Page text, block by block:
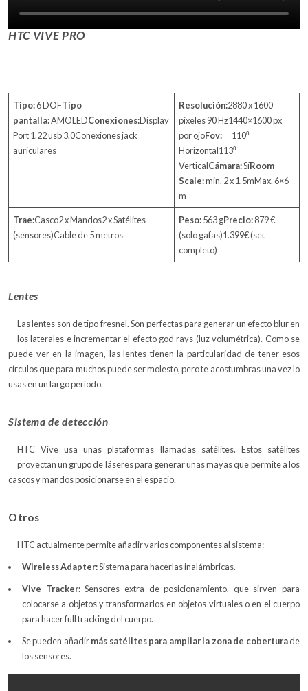
HTC VIVE PRO
Tipo:6 DOFTipo
pantalla:AMOLEDConexiones:Display
Port 1.22 usb 3.0Conexiones jack
auriculares
Resolución:2880 x 1600
pixeles 90 Hz1440×1600 px
por ojoFov: 110⁰
Horizontal113⁰
VerticalCámara:SíRoom
Scale:min. 2 x 1.5mMax. 6×6
m
Trae:Casco2 x Mandos2 x Satélites
(sensores)Cable de 5 metros
Peso:563 gPrecio:879 €
(solo gafas)1.399€ (set
completo)
Lentes
Las lentes son de tipo fresnel. Son perfectas para generar un efecto blur en
los laterales e incrementar el efecto god rays (luz volumétrica). Como se
puede ver en la imagen, las lentes tienen la particularidad de tener esos
círculos que para muchos puede ser molesto, pero te acostumbras una vez lo
usas en un largo periodo.
Sistema dedetección
HTC Vive usa unas plataformas llamadas satélites. Estos satélites
proyectan un grupo de láseres para generar unas mayas que permite a los
cascos y mandos posicionarse en el espacio.
Otros
HTC actualmente permite añadir varios componentes al sistema:
Wireless Adapter:Sistema para hacerlas inalámbricas.
Vive Tracker:Sensores extra de posicionamiento, que sirven para
colocarse a objetos y transformarlos en objetos virtuales o en el cuerpo
para hacer full tracking del cuerpo.
Se pueden añadirmás satélitespara ampliar la zona de coberturade
los sensores.